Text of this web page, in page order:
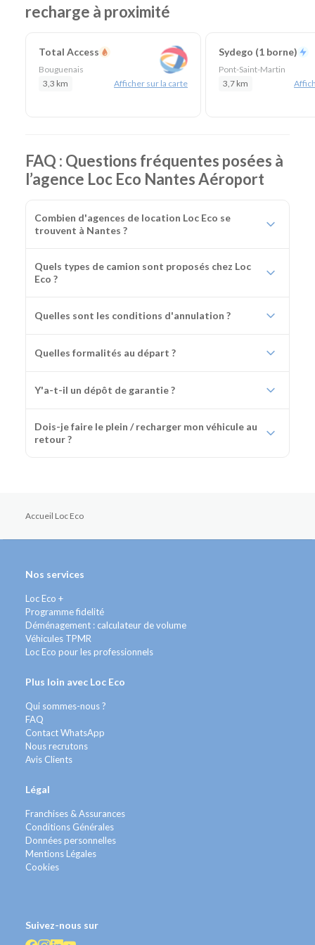
recharge à proximité
Total Access
Bouguenais
3,3 km
Afficher sur la carte
Sydego (1 borne)
Pont-Saint-Martin
3,7 km
FAQ : Questions fréquentes posées à
l’agence Loc Eco Nantes Aéroport
Combien d'agences de location Loc Eco se
trouvent à Nantes ?
Quels types de camion sont proposés chez Loc
Eco ?
Quelles sont les conditions d'annulation ?
Quelles formalités au départ ?
Y'a-t-il un dépôt de garantie ?
Dois-je faire le plein / recharger mon véhicule au
retour ?
Accueil Loc Eco
Nos services
Loc Eco +
Programme fidelité
Déménagement : calculateur de volume
Véhicules TPMR
Loc Eco pour les professionnels
Plus loin avec Loc Eco
Qui sommes-nous ?
FAQ
Contact WhatsApp
Nous recrutons
Avis Clients
Légal
Franchises & Assurances
Conditions Générales
Données personnelles
Mentions Légales
Cookies
Suivez-nous sur